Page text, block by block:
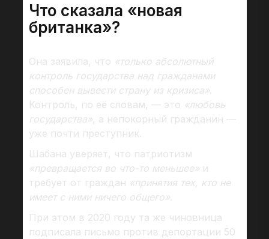
Что сказала «новая
британка»?
Она заявила, что «только абсолютный
контроль государства над гражданами
способен вывести страну из кризиса».
Контроль, по её словам, — это «любовь
государства», а непокорный гражданин —
уже почти преступник.
Шабана уверяет, что патриотизм
«превращается во что-то меньшее»и
требует от граждан «принятия тех, кто не
имеет с ними ничего общего».
При этом в 2020 году та же чиновница
подписала письмо против депортации 50